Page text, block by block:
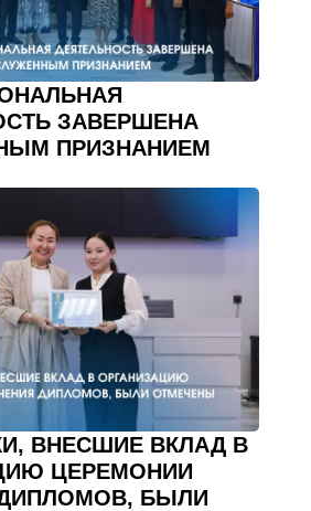
ЗАВЕРШЕНА
ПРИЗНАНИЕМ
ВНЕСШИЕ ВКЛАД В
ЦЕРЕМОНИИ
БЫЛИ